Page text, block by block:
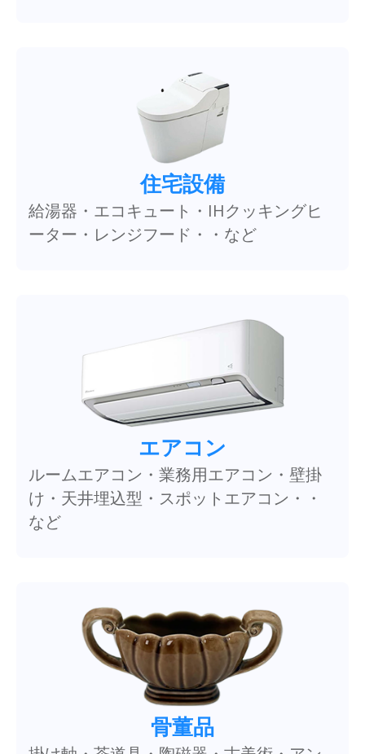
住宅設備
給湯器・エコキュート・IHクッキングヒ
ーター・レンジフード・・など
エアコン
ルームエアコン・業務用エアコン・壁掛
け・天井埋込型・スポットエアコン・・
など
骨董品